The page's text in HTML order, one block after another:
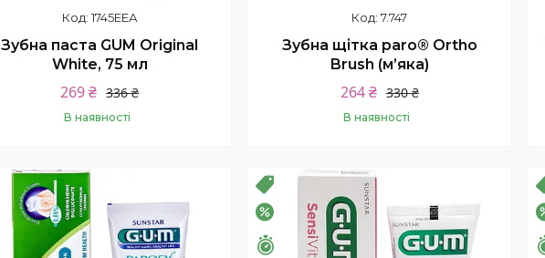
1745EЕА
Зубна паста GUM Original
White, 75 мл
336 ₴
269 ₴
В наявності
Купити
7.747
Зубна щітка paro® Ortho
Brush (м’яка)
330 ₴
264 ₴
В наявності
Купити
РОЗПРОДАЖ
–20%
Залишилось 26 днів
–20%
Залишилось 26 днів